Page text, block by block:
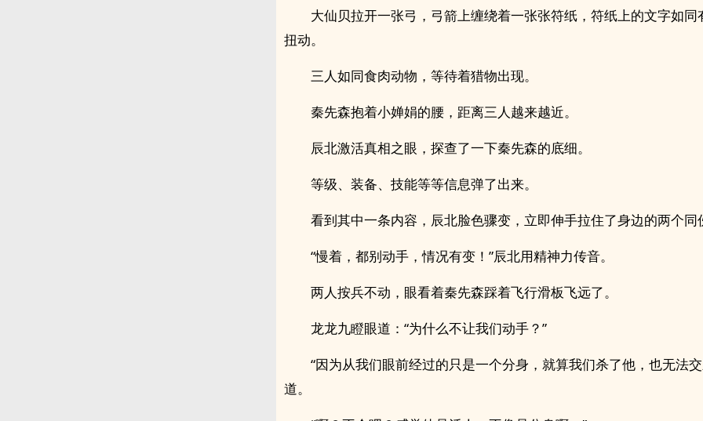
大仙贝拉开一张弓，弓箭上缠绕着一张张符纸，符纸上的文字如同
扭动。
三人如同食肉动物，等待着猎物出现。
秦先森抱着小婵娟的腰，距离三人越来越近。
辰北激活真相之眼，探查了一下秦先森的底细。
等级、装备、技能等等信息弹了出来。
看到其中一条内容，辰北脸色骤变，立即伸手拉住了身边的两个同
“慢着，都别动手，情况有变！”辰北用精神力传音。
两人按兵不动，眼看着秦先森踩着飞行滑板飞远了。
龙龙九瞪眼道：“为什么不让我们动手？”
“因为从我们眼前经过的只是一个分身，就算我们杀了他，也无法
道。